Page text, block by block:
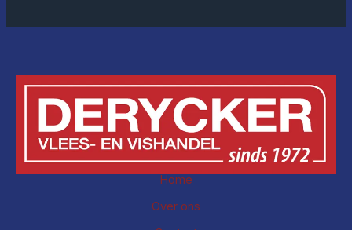
Home
Over ons